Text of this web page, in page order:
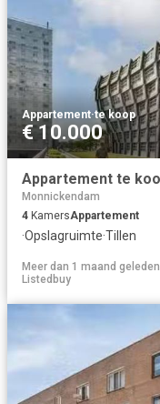
Appartement·te koop
€ 10.000
Monnickendam
4 KamersAppartement
·Opslagruimte·Tillen
Meer dan 1 maand geleden
Listedbuy